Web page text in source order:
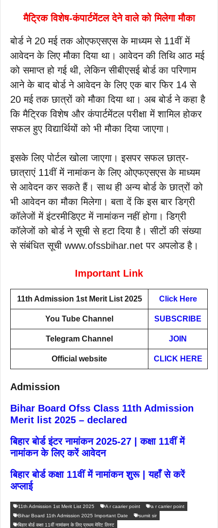
मैट्रिक विशेष-कंपार्टमेंटल देने वाले को मिलेगा मौका
बोर्ड ने 20 मई तक ओएफएसएस के माध्यम से 11वीं में
आवेदन के लिए मौका दिया था। आवेदन की तिथि आठ मई
को समाप्त हो गई थी, लेकिन सीबीएसई बोर्ड का परिणाम
आने के बाद बोर्ड ने आवेदन के लिए एक बार फिर 14 से
20 मई तक छात्रों को मौका दिया था। अब बोर्ड ने कहा है
कि मैट्रिक विशेष और कंपार्टमेंटल परीक्षा में शामिल होकर
सफल हुए विद्यार्थियों को भी मौका दिया जाएगा।
इसके लिए पोर्टल खोला जाएगा। इसपर सफल छात्र-
छात्राएं 11वीं में नामांकन के लिए ओएफएसएस के माध्यम
से आवेदन कर सकते हैं। साथ ही अन्य बोर्ड के छात्रों को
भी आवेदन का मौका मिलेगा। बता दें कि इस बार डिग्री
कॉलेजों में इंटरमीडिएट में नामांकन नहीं होगा। डिग्री
कॉलेजों को बोर्ड ने सूची से हटा दिया है। सीटों की संख्या
से संबंधित सूची www.ofssbihar.net पर अपलोड है।
Important Link
11th Admission 1st Merit List 2025 Click Here
You Tube Channel SUBSCRIBE
Telegram Channel JOIN
Official website CLICK HERE
Admission
Bihar Board Ofss Class 11th Admission
Merit list 2025 – declared
बिहार बोर्ड इंटर नामांकन 2025-27 | कक्षा 11वीं में
नामांकन के लिए करें आवेदन
बिहार बोर्ड कक्षा 11वीं में नामांकन शुरू | यहाँ से करें
अप्लाई
11th Admission 1st Merit List 2025 A r caarier point
a r carrier point
Bihar Board 11th Admission 2025 Important Date
sumit sir
बिहार बोर्ड कक्षा 11वीं नामांकन के लिए प्रथम मेरिट लिस्ट